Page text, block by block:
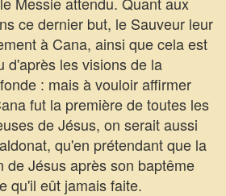
ce dernier but, le Sauveur leur
à Cana, ainsi que cela est
d'après les visions de la
: mais à vouloir affirmer
fut la première de toutes les
de Jésus, on serait aussi
qu'en prétendant que la
de Jésus après son baptême
qu'il eût jamais faite.